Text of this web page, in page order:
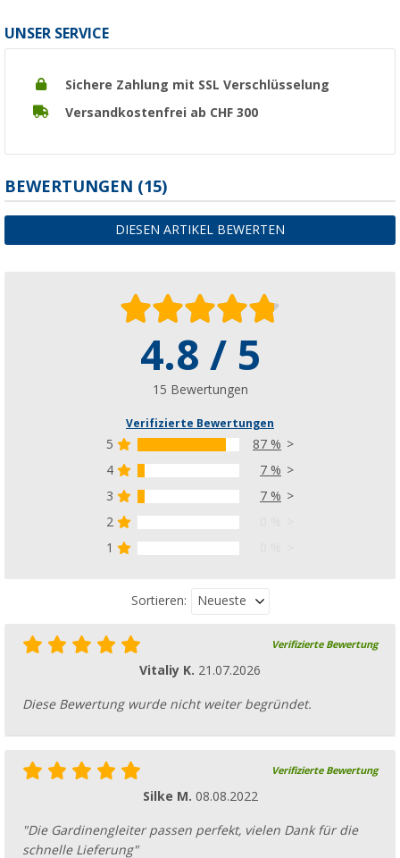
UNSER SERVICE
Sichere Zahlung mit SSL Verschlüsselung
Versandkostenfrei ab CHF 300
BEWERTUNGEN (15)
DIESEN ARTIKEL BEWERTEN
4.8 / 5
15 Bewertungen
Verifizierte Bewertungen
5
87 %
4
7 %
3
7 %
2
1
Sortieren: Neueste
Verifizierte Bewertung
Vitaliy K. 21.07.2026
Diese Bewertung wurde nicht weiter begründet.
Verifizierte Bewertung
Silke M. 08.08.2022
"Die Gardinengleiter passen perfekt, vielen Dank für die
schnelle Lieferung"